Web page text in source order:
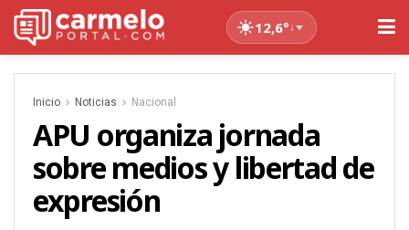
12,6°↓
Inicio Noticias Nacional
APU organiza jornada
sobre medios y libertad de
expresión